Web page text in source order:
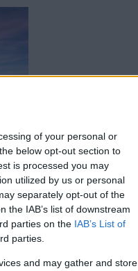
of your personal or
below opt-out section to
is processed you may
utilized by us or personal
separately opt-out of the
the IAB’s list of downstream
parties on the IAB’s List of
parties.
and may gather and store